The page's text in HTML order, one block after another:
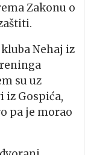
Zakonu o
Nehaj iz
su uz
iz Gospića,
pa je morao